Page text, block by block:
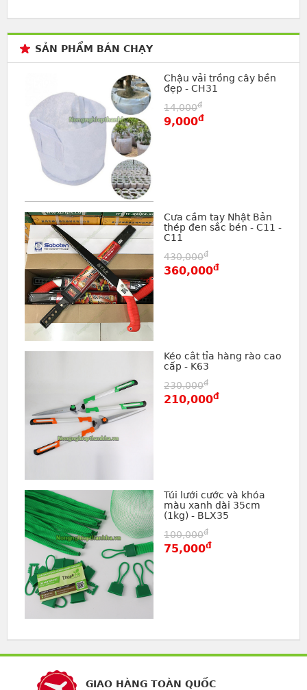
SẢN PHẨM BÁN CHẠY
Chậu vải trồng cây bền
đẹp - CH31
14,000đ
9,000đ
Cưa cầm tay Nhật Bản
thép đen sắc bén - C11 -
C11
430,000đ
360,000đ
Kéo cắt tỉa hàng rào cao
cấp - K63
230,000đ
210,000đ
Túi lưới cước và khóa
màu xanh dài 35cm
(1kg) - BLX35
100,000đ
75,000đ
GIAO HÀNG TOÀN QUỐC